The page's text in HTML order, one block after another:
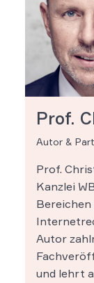
Prof.
Autor &
Prof.
Kanzlei
Bereichen
Autor
und lehrt